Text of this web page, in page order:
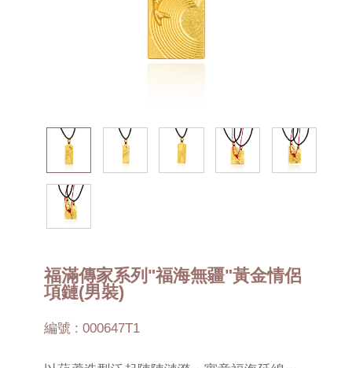
福滿傳家系列"福海無疆"黃金情侶
項鏈(男裝)
編號 : 000647T1